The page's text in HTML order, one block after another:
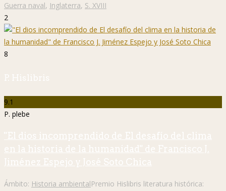
Guerra naval, Inglaterra, S. XVIII
2
8
P. Hislibris
9.1
P. plebe
"El dios incomprendido de El desafío del clima
en la historia de la humanidad" de Francisco J.
Jiménez Espejo y José Soto Chica
Ámbito: Historia ambientalPremio Hislibris literatura histórica: